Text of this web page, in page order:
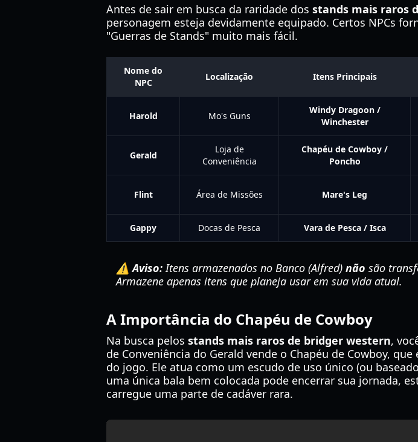
Antes de sair em busca da raridade dos stands mais raros
personagem esteja devidamente equipado. Certos NPCs
"Guerras de Stands" muito mais fácil.
Nome do
NPC
Localização Itens Principais
Harold Mo's Guns
Windy Dragoon /
Winchester
Gerald
Loja de
Conveniência
Chapéu de Cowboy /
Poncho
Flint Área de Missões Mare's Leg
Gappy Docas de Pesca Vara de Pesca / Isca
⚠️ Aviso:Itens armazenados no Banco (Alfred) não são
Armazene apenas itens que planeja usar em sua vida atual.
A Importância do Chapéu de Cowboy
Na busca pelos stands mais raros de bridger western,
de Conveniência do Gerald vende o Chapéu de Cowboy,
do jogo. Ele atua como um escudo de uso único (ou
uma única bala bem colocada pode encerrar sua jornada,
carregue uma parte de cadáver rara.